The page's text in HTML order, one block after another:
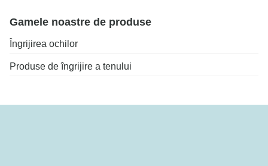
Gamele noastre de produse
Îngrijirea ochilor
Produse de îngrijire a tenului